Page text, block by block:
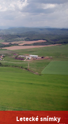
Letecké snímky